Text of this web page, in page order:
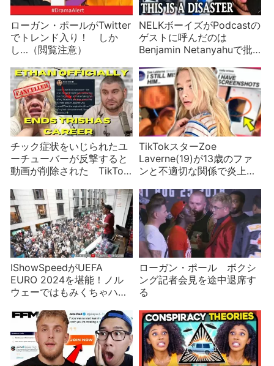
ローガン・ポールがTwitter
でトレンド入り！ しか
し…（閲覧注意）
NELKボーイズがPodcastの
ゲストに呼んだのは
Benjamin Netanyahuで批
チック症状をいじられたユ
ーチューバーが反撃すると
動画が削除された TikTok
TikTokスターZoe
Laverne(19)が13歳のファ
ンと不適切な関係で炎上
IShowSpeedがUEFA
EURO 2024を堪能！ノル
ウェーではもみくちゃハン
アイルランドで鼻毛脱毛
ローガン・ポール ボクシ
ング記者会見を途中退席す
る